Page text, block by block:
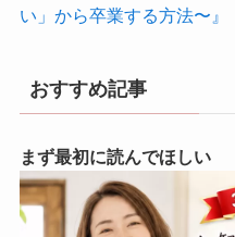
い」から卒業する方法〜』
おすすめ記事
まず最初に読んでほしい